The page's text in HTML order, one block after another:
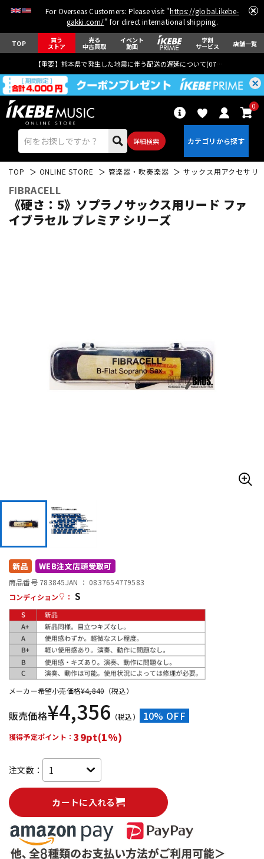
For Overseas Customers: Please visit "https://global.ikebe-
gakki.com/" for direct international shipping.
TOP 買う
ストア
売る
中古買取
イベント
動画
学割
サービス 店舗一覧
【重要】熊本県で発生した地震に伴う配送の遅延について(07月29日
詳細検索
0
キーボード 電子ピアノ
DTM オンライン納品
配信/ライブ機器
中古 ヴィンテージ
TOP ONLINE STORE 管楽器・吹奏楽器 サックス用アクセサリ
FIBRACELL
《硬さ：5》ソプラノサックス用リード ファ
イブラセル プレミア シリーズ
新品 WEB注文店頭受取可
商品番号 783845JAN ： 0837654779583
コンディション
： S
メーカー希望小売価格¥4,840 （税込）
販売価格¥4,356 （税込） 10% OFF
獲得予定ポイント：39pt(1%)
注文数：
カートに入れる